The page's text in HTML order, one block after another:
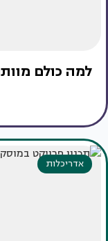
למה כולם
אדריכלות